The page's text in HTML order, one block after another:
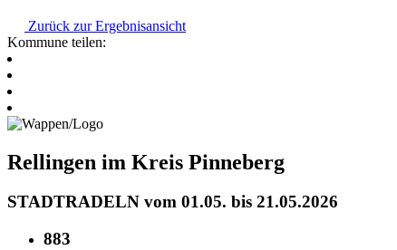
Zurück zur Ergebnisansicht
Kommune teilen:
Rellingen im Kreis Pinneberg
STADTRADELN vom 01.05. bis 21.05.2026
883